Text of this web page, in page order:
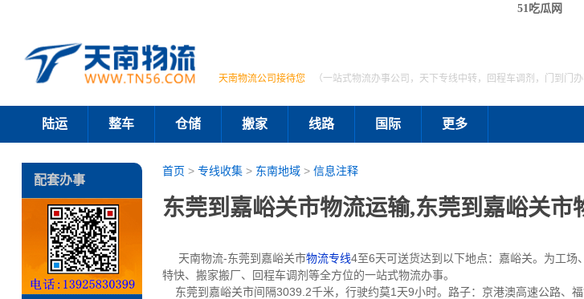
51吃瓜网
天南物流公司接待您 （一站式物流办事公司，天下专线中转，回程车调剂，门到门办
陆运 整车 仓储 搬家 线路 国际 更多
首页 > 专线收集> 东南地域> 信息注释
东莞到嘉峪关市物流运输,东莞到嘉峪关市
天南物流-东莞到嘉峪关市物流专线4至6天可送货达到以下地点：嘉峪关。为工
特快、搬家搬厂、回程车调剂等全方位的一站式物流办事。
东莞到嘉峪关市间隔3039.2千米，行驶约莫1天9小时。路子：京港澳高速公路、福
配套办事